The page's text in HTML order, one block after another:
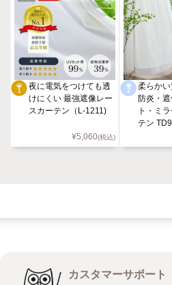
夜に電気をつけても透
けにくい 最強遮像レー
スカーテン（L-1211)
¥5,060(税込)
柔らか
防炎・
ト・ミ
テン
カスタマーサポート